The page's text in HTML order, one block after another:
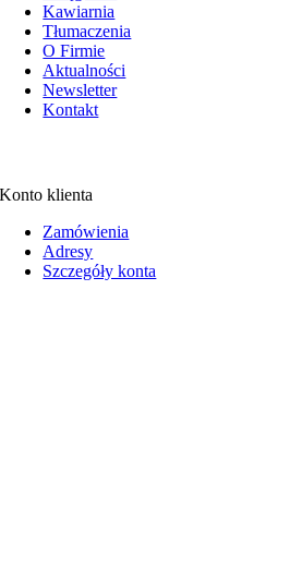
Kawiarnia
Tłumaczenia
O Firmie
Aktualności
Newsletter
Kontakt
Konto klienta
Zamówienia
Adresy
Szczegóły konta